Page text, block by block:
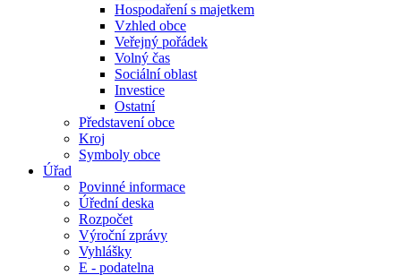
Hospodaření s majetkem
Vzhled obce
Veřejný pořádek
Volný čas
Sociální oblast
Investice
Ostatní
Představení obce
Kroj
Symboly obce
Úřad
Povinné informace
Úřední deska
Rozpočet
Výroční zprávy
Vyhlášky
E - podatelna